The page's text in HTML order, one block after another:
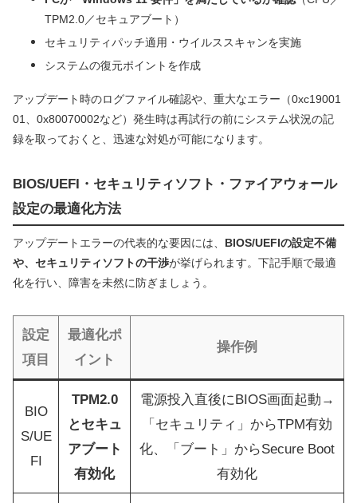
TPM2.0／セキュアブート）
セキュリティパッチ適用・ウイルススキャンを実施
システムの復元ポイントを作成
アップデート時のログファイル確認や、重大なエラー（0xc19001
01、0x80070002など）発生時は再試行の前にシステム状況の記
録を取っておくと、迅速な対処が可能になります。
BIOS/UEFI・セキュリティソフト・ファイアウォール
設定の最適化方法
アップデートエラーの代表的な要因には、 BIOS/UEFIの設定不備
や、セキュリティソフトの干渉が挙げられます。下記手順で最適
化を行い、障害を未然に防ぎましょう。
設定
項目
最適化ポ
イント
操作例
BIO
S/UE
FI
TPM2.0
とセキュ
アブート
有効化
電源投入直後にBIOS画面起動→
「セキュリティ」からTPM有効
化、「ブート」からSecure Boot
有効化